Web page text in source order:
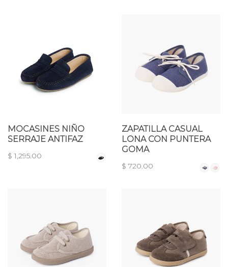
MOCASINES NIÑO
SERRAJE ANTIFAZ
$ 1,295.00
ZAPATILLA CASUAL
LONA CON PUNTERA
GOMA
$ 720.00